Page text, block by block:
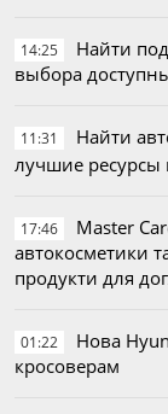
14:25
Найти
выбора
11:31
Найти
лучшие
17:46
Master
автокосметики
продукти для
01:22
Нова
кросоверам